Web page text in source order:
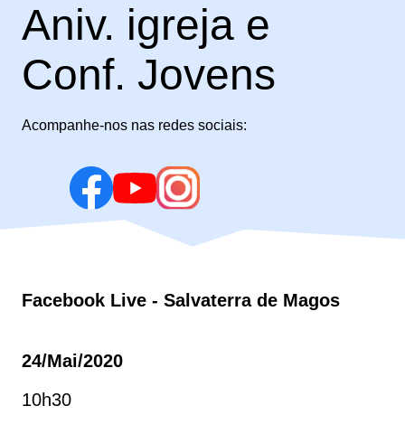
Aniv. igreja e
Conf. Jovens
Acompanhe-nos nas redes sociais:
Facebook Live - Salvaterra de Magos
24/mai/2020
10h30